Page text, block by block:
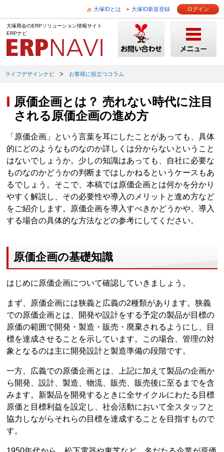
大塚IDとは 大塚ID新規登録 ログイン
大塚商会のERPソリューション情報サイト
ERPナビ
ライフデザインナビ お客様に役立つコラム
原価企画とは？ 売れない時代に注目
される原価企画の進め方
「原価企画」という言葉を耳にしたことがあっても、具体
的にどのようなものなのか詳しくは分からないということ
はないでしょうか。少しの知識はあっても、自社に必要な
ものなのかどうかの判断まではしかねるというケースもあ
るでしょう。そこで、本稿では原価企画とは何かを分かり
やすく解説し、その必要性や導入のメリットと進め方など
をご紹介します。原価企画を導入すべきかどうかや、導入
する場合の具体的な方法などの参考にしてください。
原価企画の基礎知識
はじめに原価企画について確認していきましょう。
まず、原価企画には狭義と広義の2種類があります。狭義
での原価企画とは、開発や設計をする予定の製品が目標の
原価の範囲で開発・製造・販売・廃棄されるようにし、目
標を達成させることを示しています。この場合、管理の対
象となるのは主に開発設計と製造準備の段階です。
一方、広義での原価企画とは、上記に加えて製品の企画か
ら開発、設計、製造、物流、販売、販売後に至るまでを含
みます。新製品を開発するときに全サイクルにわたる目標
原価と目標利益を設定し、社会活動において全スタッフと
協力しながらそれらの目標を達成することを目指すもので
す。